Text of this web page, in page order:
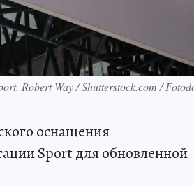
Robert Way / Shutterstock.com /
оснащения
Sport для обновленной